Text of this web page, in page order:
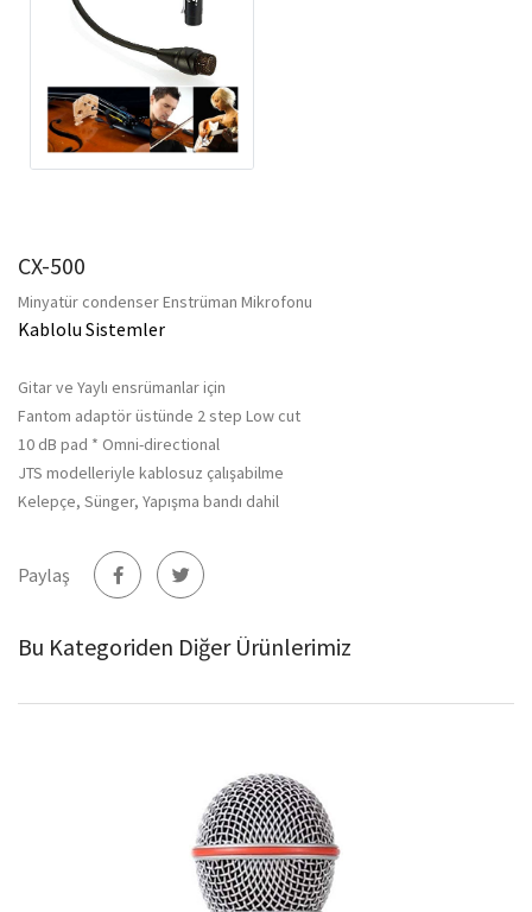
CX-500
Minyatür condenser Enstrüman Mikrofonu
Kablolu Sistemler
Gitar ve Yaylı ensrümanlar için
Fantom adaptör üstünde 2 step Low cut
10 dB pad * Omni-directional
JTS modelleriyle kablosuz çalışabilme
Kelepçe, Sünger, Yapışma bandı dahil
Paylaş
Bu Kategoriden Diğer Ürünlerimiz